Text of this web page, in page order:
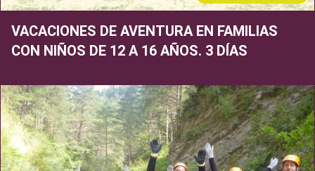
VACACIONES DE AVENTURA EN FAMILIAS
CON NIÑOS DE 12 A 16 AÑOS. 3 DÍAS